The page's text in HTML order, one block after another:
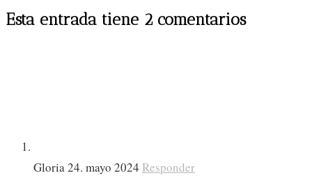
Esta entrada tiene 2 comentarios
Gloria24. mayo 2024 Responder